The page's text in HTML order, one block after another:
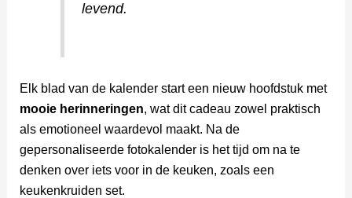
levend.
Elk blad van de kalender start een nieuw hoofdstuk met
mooie herinneringen, wat dit cadeau zowel praktisch
als emotioneel waardevol maakt. Na de
gepersonaliseerde fotokalender is het tijd om na te
denken over iets voor in de keuken, zoals een
keukenkruiden set.